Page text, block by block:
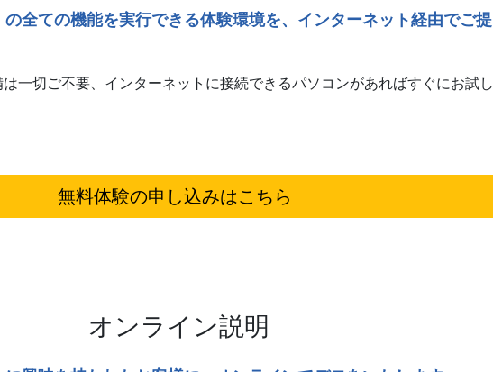
の全ての機能を実行できる体験環境を、インターネット経由でご提
一切ご不要、インターネットに接続できるパソコンがあればすぐにお試し
無料体験の申し込みはこちら
オンライン説明